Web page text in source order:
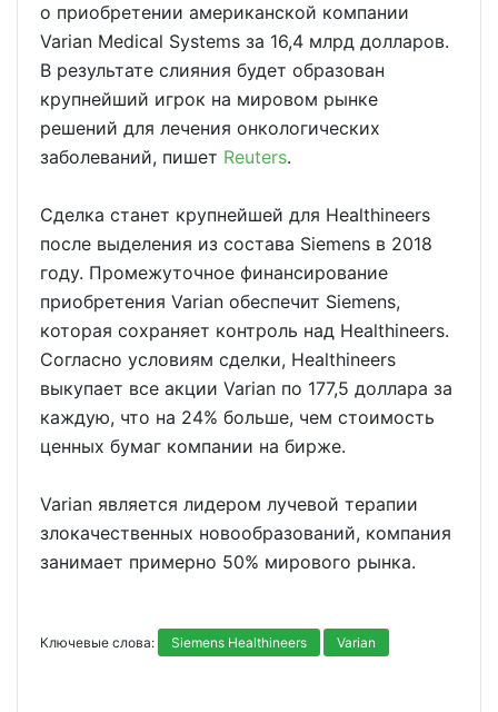
о приобретении американской компании
Varian Medical Systems за 16,4 млрд долларов.
В результате слияния будет образован
крупнейший игрок на мировом рынке
решений для лечения онкологических
заболеваний, пишет Reuters.
Сделка станет крупнейшей для Healthineers
после выделения из состава Siemens в 2018
году. Промежуточное финансирование
приобретения Varian обеспечит Siemens,
которая сохраняет контроль над Healthineers.
Согласно условиям сделки, Healthineers
выкупает все акции Varian по 177,5 доллара за
каждую, что на 24% больше, чем стоимость
ценных бумаг компании на бирже.
Varian является лидером лучевой терапии
злокачественных новообразований, компания
занимает примерно 50% мирового рынка.
Ключевые слова: Siemens Healthineers Varian